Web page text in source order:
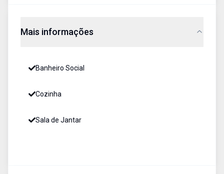
Mais informações
Banheiro Social
Cozinha
Sala de Jantar